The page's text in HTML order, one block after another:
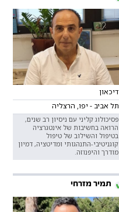
דיכאון
תל אביב - יפו, הרצליה
פסיכולוג קליני עם ניסיון רב שנים,
הרואה בחשיבות של אינטגרציה
בטיפול והשילוב של טיפול
קוגניטיבי-התנהגותי ומדיטציה, דמיון
מודרך והיפנוזה.
תמיר מזרחי